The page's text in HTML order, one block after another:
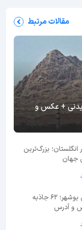
مقالات مرتبط
27 جاذبه دیدنی + عکس و
بزرگ‌ترین
جهان
جاهای دیدنی بوشهر؛ 62 جاذبه
و آدرس